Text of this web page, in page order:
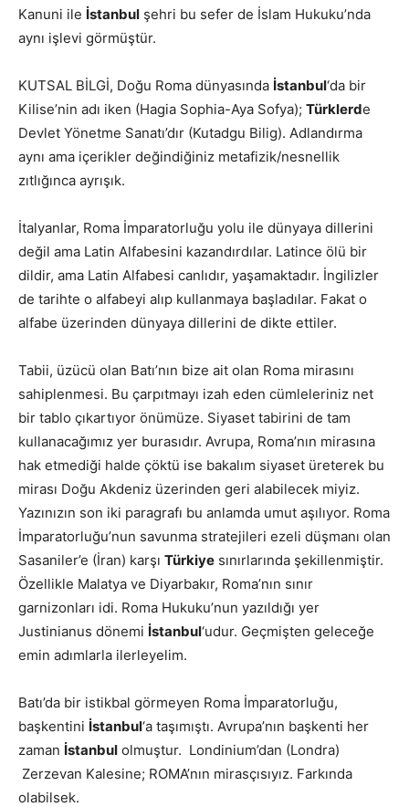
Kanuni ile İstanbul şehri bu sefer de İslam Hukuku’nda
aynı işlevi görmüştür.
KUTSAL BİLGİ, Doğu Roma dünyasında İstanbul‘da bir
Kilise’nin adı iken (Hagia Sophia-Aya Sofya); Türklerde
Devlet Yönetme Sanatı’dır (Kutadgu Bilig). Adlandırma
aynı ama içerikler değindiğiniz metafizik/nesnellik
zıtlığınca ayrışık.
İtalyanlar, Roma İmparatorluğu yolu ile dünyaya dillerini
değil ama Latin Alfabesini kazandırdılar. Latince ölü bir
dildir, ama Latin Alfabesi canlıdır, yaşamaktadır. İngilizler
de tarihte o alfabeyi alıp kullanmaya başladılar. Fakat o
alfabe üzerinden dünyaya dillerini de dikte ettiler.
Tabii, üzücü olan Batı’nın bize ait olan Roma mirasını
sahiplenmesi. Bu çarpıtmayı izah eden cümleleriniz net
bir tablo çıkartıyor önümüze. Siyaset tabirini de tam
kullanacağımız yer burasıdır. Avrupa, Roma’nın mirasına
hak etmediği halde çöktü ise bakalım siyaset üreterek bu
mirası Doğu Akdeniz üzerinden geri alabilecek miyiz.
Yazınızın son iki paragrafı bu anlamda umut aşılıyor. Roma
İmparatorluğu’nun savunma stratejileri ezeli düşmanı olan
Sasaniler’e (İran) karşı Türkiye sınırlarında şekillenmiştir.
Özellikle Malatya ve Diyarbakır, Roma’nın sınır
garnizonları idi. Roma Hukuku’nun yazıldığı yer
Justinianus dönemi İstanbul‘udur. Geçmişten geleceğe
emin adımlarla ilerleyelim.
Batı’da bir istikbal görmeyen Roma İmparatorluğu,
başkentini İstanbul‘a taşımıştı. Avrupa’nın başkenti her
zaman İstanbul olmuştur. Londinium’dan (Londra)
Zerzevan Kalesine; ROMA’nın mirasçısıyız. Farkında
olabilsek.